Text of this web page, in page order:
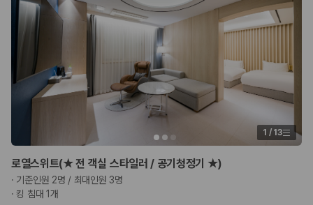
1 / 13
로열스위트(★ 전 객실 스타일러 / 공기청정기 ★)
· 기준인원 2명 / 최대인원 3명
·킹 침대 1개